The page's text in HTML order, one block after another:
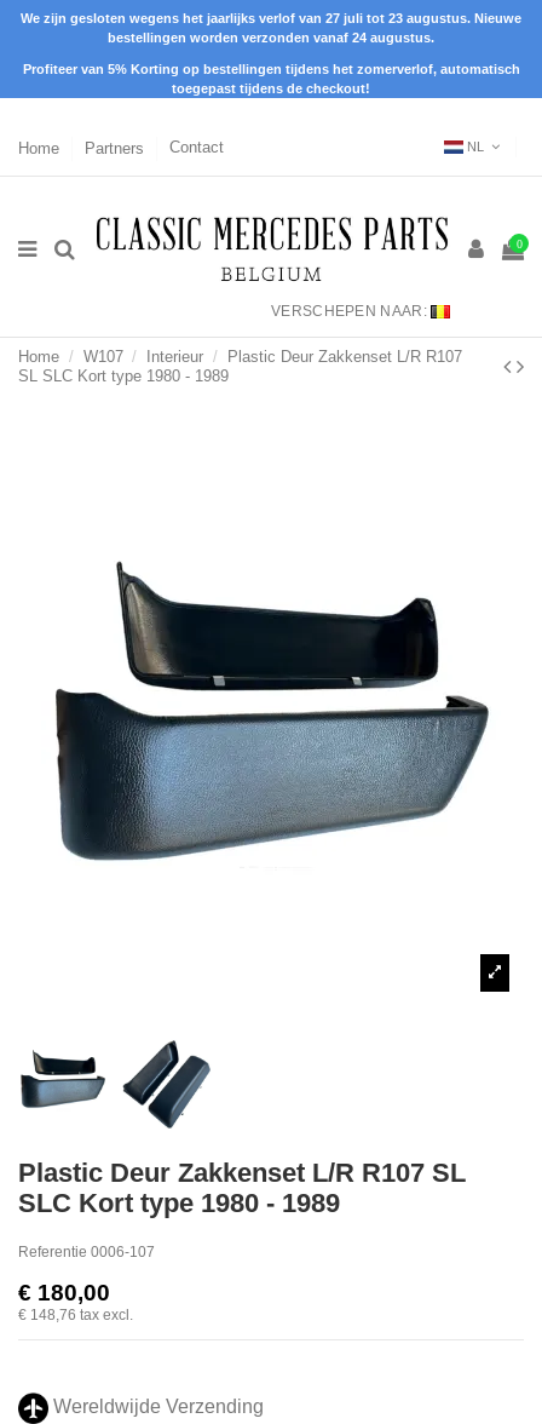
We zijn gesloten wegens het jaarlijks verlof van 27 juli tot 23 augustus. Nieuwe
bestellingen worden verzonden vanaf 24 augustus.
Profiteer van 5% Korting op bestellingen tijdens het zomerverlof, automatisch
toegepast tijdens de checkout!
Home Partners Contact NL
0
VERSCHEPEN NAAR:
Home W107 Interieur
Plastic Deur Zakkenset L/R R107
SL SLC Kort type 1980 - 1989
Plastic Deur Zakkenset L/R R107 SL
SLC Kort type 1980 - 1989
Referentie 0006-107
€ 180,00
€ 148,76 tax excl.
Wereldwijde Verzending